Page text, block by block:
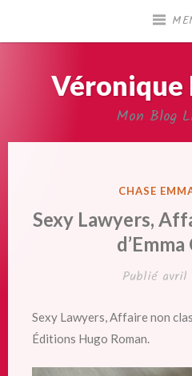
Véronique
Mon Blog
PUBLIÉ
CHASE
Sexy Lawyers,
d’Emma
Publié avril
Sexy Lawyers, Affaire non
Éditions Hugo Roman.